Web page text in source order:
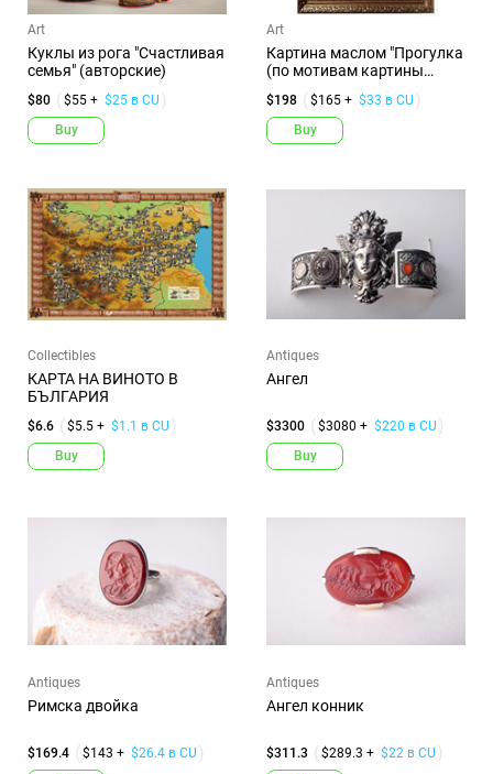
Art
Куклы из рога "Счастливая
семья" (авторские)
$80 $55 + $25 в CU
Buy
Art
Картина маслом "Прогулка
(по мотивам картины
$198 $165 + $33 в CU
Buy
Collectibles
КАРТА НА ВИНОТО В
БЪЛГАРИЯ
$6.6 $5.5 + $1.1 в CU
Buy
Antiques
Ангел
$3300 $3080 + $220 в CU
Buy
Antiques
Римска двойка
$169.4 $143 + $26.4 в CU
Antiques
Ангел конник
$311.3 $289.3 + $22 в CU